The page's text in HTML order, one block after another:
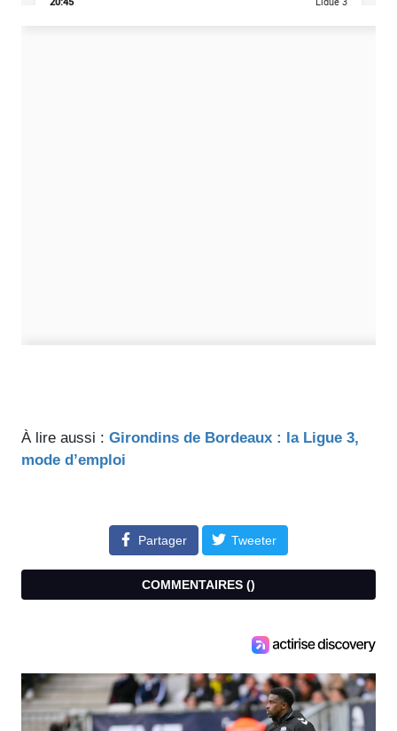
À lire aussi : Girondins de Bordeaux : la Ligue 3,
mode d’emploi
Partager Tweeter
COMMENTAIRES ()